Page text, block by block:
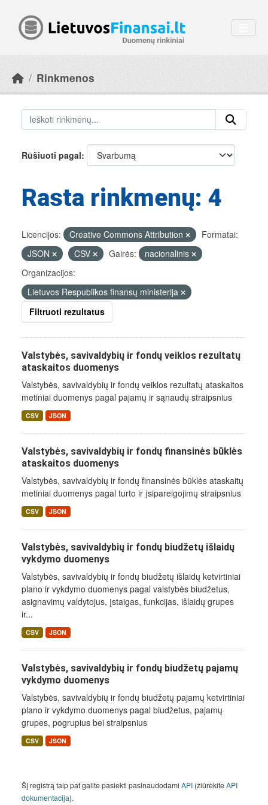
Rinkmenos
Rūšiuoti pagal
Rasta rinkmenų: 4
Licencijos: Creative Commons Attribution
Formatai:
JSON
CSV Gairės:
nacionalinis
Organizacijos:
Lietuvos Respublikos finansų ministerija
Filtruoti rezultatus
Valstybės, savivaldybių ir fondų veiklos rezultatų
ataskaitos duomenys
Valstybės, savivaldybių ir fondų veiklos rezultatų ataskaitos
metiniai duomenys pagal pajamų ir sąnaudų straipsnius
CSV JSON
Valstybės, savivaldybių ir fondų finansinės būklės
ataskaitos duomenys
Valstybės, savivaldybių ir fondų finansinės būklės ataskaitų
metiniai duomenys pagal turto ir įsipareigojimų straipsnius
CSV JSON
Valstybės, savivaldybių ir fondų biudžetų išlaidų
vykdymo duomenys
Valstybės, savivaldybių ir fondų biudžetų išlaidų ketvirtiniai
plano ir vykdymo duomenys pagal valstybės biudžetus,
asignavimų valdytojus, įstaigas, funkcijas, išlaidų grupes
ir...
CSV JSON
Valstybės, savivaldybių ir fondų biudžetų pajamų
vykdymo duomenys
Valstybės, savivaldybių ir fondų biudžetų pajamų ketvirtiniai
plano ir vykdymo duomenys pagal biudžetus, pajamų
grupes, pogrupius bei straipsnius
CSV JSON
Šį registrą taip pat galite pasiekti pasinaudodami API (žiūrėkiteAPI
dokumentacija).